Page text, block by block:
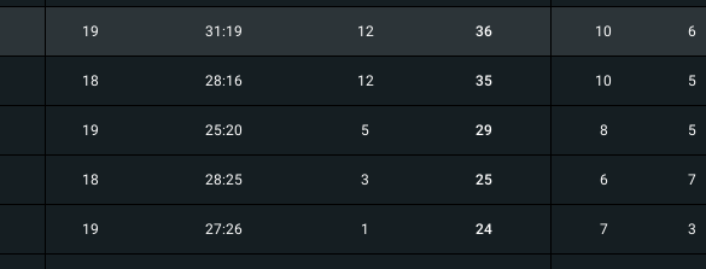
19 31:19 12 36 10 6
18 28:16 12 35 10 5
19 25:20 5 29 8 5
18 28:25 3 25 6 7
19 27:26 1 24 7 3